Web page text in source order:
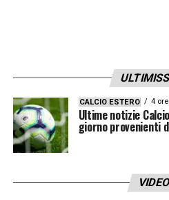
CALCIO ESTERO 4
Ultime notizie
giorno provenienti